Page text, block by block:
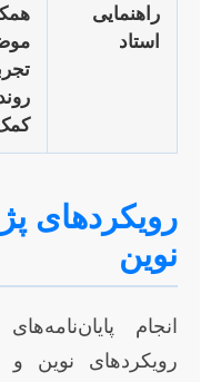
راهنمایی
استاد
رویکردهای
نوین
انجام
رویکردهای نوین و